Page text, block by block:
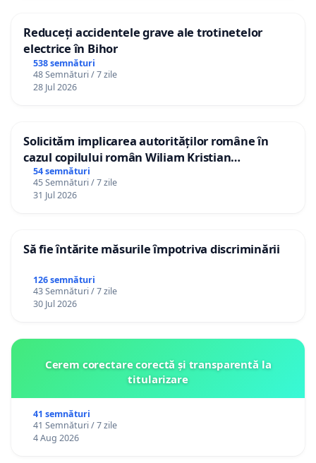
Reduceți accidentele grave ale trotinetelor
electrice în Bihor
538 semnături
48 Semnături / 7 zile
28 Jul 2026
Solicităm implicarea autorităților române în
cazul copilului român Wiliam Kristian
Gheorghe, aflat în plasament în Danemarca de
12 ani
54 semnături
45 Semnături / 7 zile
31 Jul 2026
Să fie întărite măsurile împotriva discriminării
126 semnături
43 Semnături / 7 zile
30 Jul 2026
Cerem corectare corectă și transparentă la
titularizare
41 semnături
41 Semnături / 7 zile
4 Aug 2026